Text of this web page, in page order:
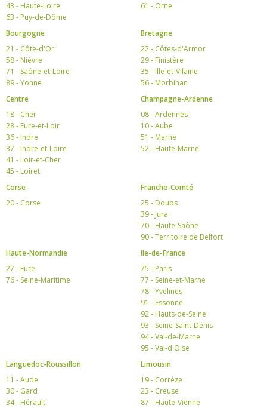
43 - Haute-Loire
63 - Puy-de-Dôme
61 - Orne
Bourgogne
21 - Côte-d'Or
58 - Nièvre
71 - Saône-et-Loire
89 - Yonne
Bretagne
22 - Côtes-d'Armor
29 - Finistère
35 - Ille-et-Vilaine
56 - Morbihan
Centre
18 - Cher
28 - Eure-et-Loir
36 - Indre
37 - Indre-et-Loire
41 - Loir-et-Cher
45 - Loiret
Champagne-Ardenne
08 - Ardennes
10 - Aube
51 - Marne
52 - Haute-Marne
Corse
20 - Corse
Franche-Comté
25 - Doubs
39 - Jura
70 - Haute-Saône
90 - Territoire de Belfort
Haute-Normandie
27 - Eure
76 - Seine-Maritime
Ile-de-France
75 - Paris
77 - Seine-et-Marne
78 - Yvelines
91 - Essonne
92 - Hauts-de-Seine
93 - Seine-Saint-Denis
94 - Val-de-Marne
95 - Val-d'Oise
Languedoc-Roussillon
11 - Aude
30 - Gard
34 - Hérault
Limousin
19 - Corrèze
23 - Creuse
87 - Haute-Vienne